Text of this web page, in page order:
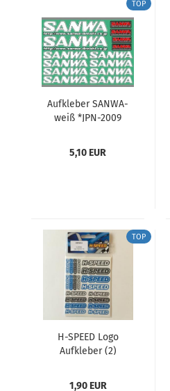
TOP
Aufkleber SANWA-
weiß *JPN-2009
5,10 EUR
TOP
H-SPEED Logo
Aufkleber (2)
1,90 EUR